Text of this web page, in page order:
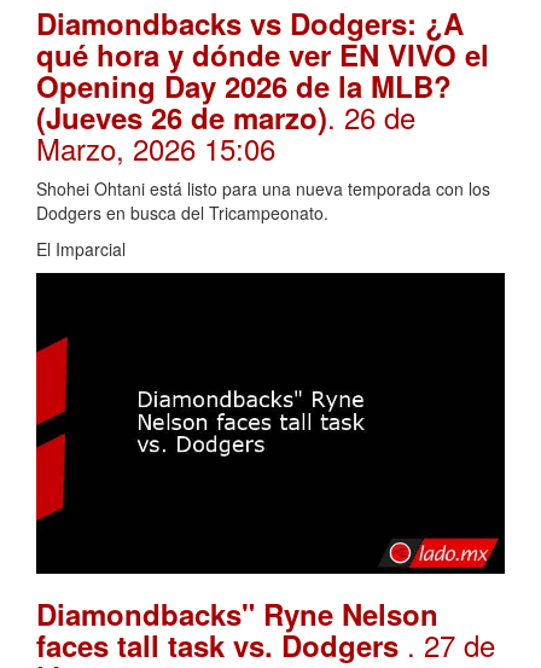
Diamondbacks vs Dodgers: ¿A
qué hora y dónde ver EN VIVO el
Opening Day 2026 de la MLB?
(Jueves 26 de marzo). 26 de
Marzo, 2026 15:06
Shohei Ohtani está listo para una nueva temporada con los
Dodgers en busca del Tricampeonato.
El Imparcial
Diamondbacks" Ryne Nelson
faces tall task vs. Dodgers . 27 de